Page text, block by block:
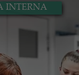
INTERNA